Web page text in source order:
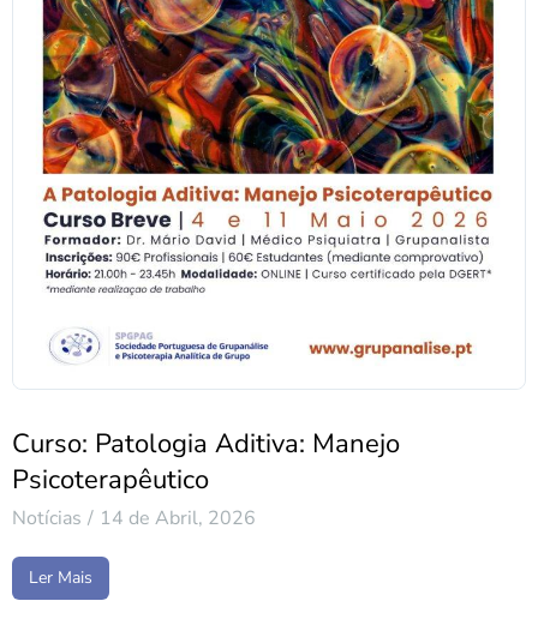
Curso: Patologia Aditiva: Manejo
Psicoterapêutico
Notícias 14 de Abril, 2026
Ler Mais